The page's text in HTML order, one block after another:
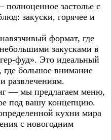
застолье с
закуски, горячее и
формат, где
закусками в
фуд». Это идеальный
где большое внимание
развлечениям.
— мы предлагаем меню,
под вашу концепцию.
кухни мира
с новогодним